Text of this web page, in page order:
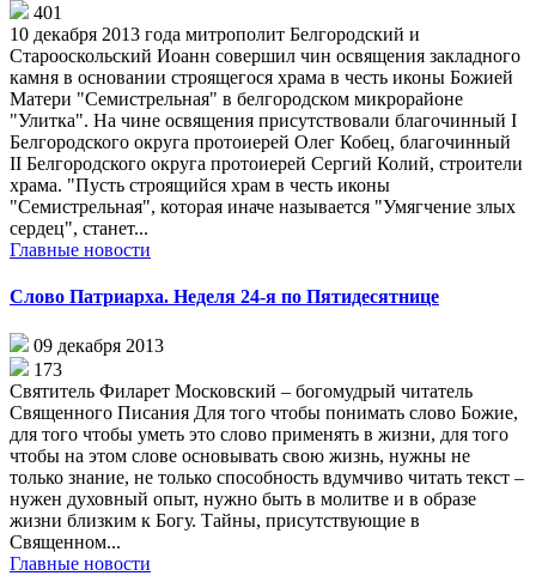
401
10 декабря 2013 года митрополит Белгородский и
Старооскольский Иоанн совершил чин освящения закладного
камня в основании строящегося храма в честь иконы Божией
Матери "Семистрельная" в белгородском микрорайоне
"Улитка". На чине освящения присутствовали благочинный I
Белгородского округа протоиерей Олег Кобец, благочинный
II Белгородского округа протоиерей Сергий Колий, строители
храма. "Пусть строящийся храм в честь иконы
"Семистрельная", которая иначе называется "Умягчение злых
сердец", станет...
Главные новости
Слово Патриарха. Неделя 24-я по Пятидесятнице
09 декабря 2013
173
Святитель Филарет Московский – богомудрый читатель
Священного Писания Для того чтобы понимать слово Божие,
для того чтобы уметь это слово применять в жизни, для того
чтобы на этом слове основывать свою жизнь, нужны не
только знание, не только способность вдумчиво читать текст –
нужен духовный опыт, нужно быть в молитве и в образе
жизни близким к Богу. Тайны, присутствующие в
Священном...
Главные новости